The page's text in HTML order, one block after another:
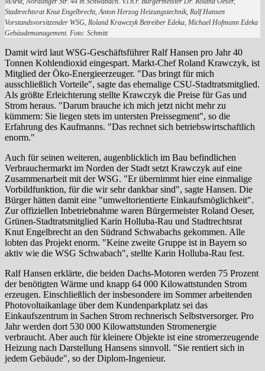
Stadtrechtsrat Knut Engelbrecht, Anton Herzog Heizungstechnik, Ralf Hansen
Vorstandsvorsitzender WSG, Roland Krawczyk Betreiber Edeka, Michael Hofmann Edeka
Gebäudemanagement. Foto: Schmitt
Damit wird laut WSG-Geschäftsführer Ralf Hansen pro Jahr 40
Tonnen Kohlendioxid eingespart. Markt-Chef Roland Krawczyk, ist
Mitglied der Öko-Energieerzeuger. "Das bringt für mich
ausschließlich Vorteile", sagte das ehemalige CSU-Stadtratsmitglied.
Als größte Erleichterung stellte Krawczyk die Preise für Gas und
Strom heraus. "Darum brauche ich mich jetzt nicht mehr zu
kümmern: Sie liegen stets im untersten Preissegment", so die
Erfahrung des Kaufmanns. "Das rechnet sich betriebswirtschaftlich
enorm."
Auch für seinen weiteren, augenblicklich im Bau befindlichen
Verbrauchermarkt im Norden der Stadt setzt Krawczyk auf eine
Zusammenarbeit mit der WSG. "Er übernimmt hier eine einmalige
Vorbildfunktion, für die wir sehr dankbar sind", sagte Hansen. Die
Bürger hätten damit eine "umweltorientierte Einkaufsmöglichkeit".
Zur offiziellen Inbetriebnahme waren Bürgermeister Roland Oeser,
Grünen-Stadtratsmitglied Karin Holluba-Rau und Stadtrechtsrat
Knut Engelbrecht an den Südrand Schwabachs gekommen. Alle
lobten das Projekt enorm. "Keine zweite Gruppe ist in Bayern so
aktiv wie die WSG Schwabach", stellte Karin Holluba-Rau fest.
Ralf Hansen erklärte, die beiden Dachs-Motoren werden 75 Prozent
der benötigten Wärme und knapp 64 000 Kilowattstunden Strom
erzeugen. Einschließlich der insbesondere im Sommer arbeitenden
Photovoltaikanlage über dem Kundenparkplatz sei das
Einkaufszentrum in Sachen Strom rechnerisch Selbstversorger. Pro
Jahr werden dort 530 000 Kilowattstunden Stromenergie
verbraucht. Aber auch für kleinere Objekte ist eine stromerzeugende
Heizung nach Darstellung Hansens sinnvoll. "Sie rentiert sich in
jedem Gebäude", so der Diplom-Ingenieur.